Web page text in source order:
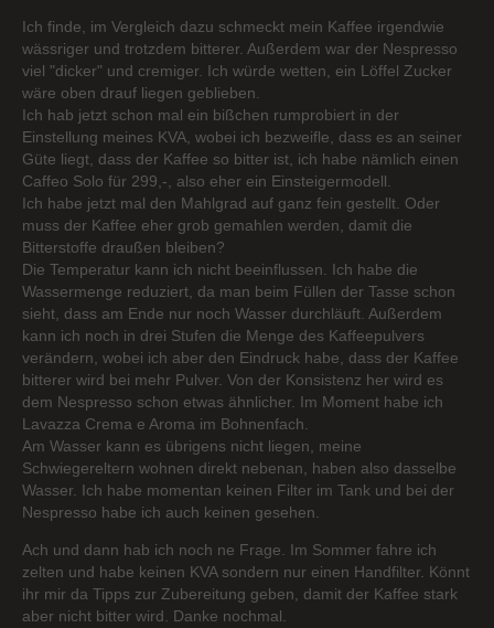
Ich finde, im Vergleich dazu schmeckt mein Kaffee irgendwie
wässriger und trotzdem bitterer. Außerdem war der Nespresso
viel "dicker" und cremiger. Ich würde wetten, ein Löffel Zucker
wäre oben drauf liegen geblieben.
Ich hab jetzt schon mal ein bißchen rumprobiert in der
Einstellung meines KVA, wobei ich bezweifle, dass es an seiner
Güte liegt, dass der Kaffee so bitter ist, ich habe nämlich einen
Caffeo Solo für 299,-, also eher ein Einsteigermodell.
Ich habe jetzt mal den Mahlgrad auf ganz fein gestellt. Oder
muss der Kaffee eher grob gemahlen werden, damit die
Bitterstoffe draußen bleiben?
Die Temperatur kann ich nicht beeinflussen. Ich habe die
Wassermenge reduziert, da man beim Füllen der Tasse schon
sieht, dass am Ende nur noch Wasser durchläuft. Außerdem
kann ich noch in drei Stufen die Menge des Kaffeepulvers
verändern, wobei ich aber den Eindruck habe, dass der Kaffee
bitterer wird bei mehr Pulver. Von der Konsistenz her wird es
dem Nespresso schon etwas ähnlicher. Im Moment habe ich
Lavazza Crema e Aroma im Bohnenfach.
Am Wasser kann es übrigens nicht liegen, meine
Schwiegereltern wohnen direkt nebenan, haben also dasselbe
Wasser. Ich habe momentan keinen Filter im Tank und bei der
Nespresso habe ich auch keinen gesehen.
Ach und dann hab ich noch ne Frage. Im Sommer fahre ich
zelten und habe keinen KVA sondern nur einen Handfilter. Könnt
ihr mir da Tipps zur Zubereitung geben, damit der Kaffee stark
aber nicht bitter wird. Danke nochmal.